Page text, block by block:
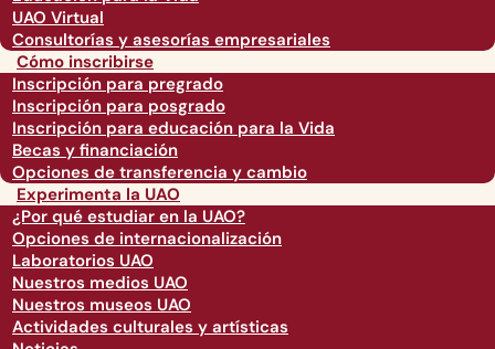
UAO Virtual
Consultorías y asesorías empresariales
Cómo inscribirse
Inscripción para pregrado
Inscripción para posgrado
Inscripción para educación para la Vida
Becas y financiación
Opciones de transferencia y cambio
Experimenta la UAO
¿Por qué estudiar en la UAO?
Opciones de internacionalización
Laboratorios UAO
Nuestros medios UAO
Nuestros museos UAO
Actividades culturales y artísticas